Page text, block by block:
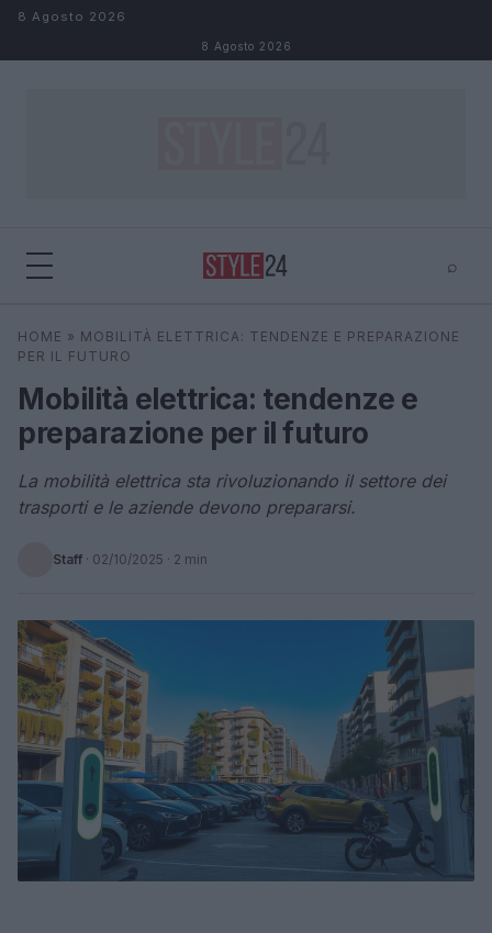
Salta al contenuto
8 Agosto 2026
8 Agosto 2026
⌕
Cerca ⌕ ×
HOME » MOBILITÀ ELETTRICA: TENDENZE E PREPARAZIONE
PER IL FUTURO
Mobilità elettrica: tendenze e
preparazione per il futuro
La mobilità elettrica sta rivoluzionando il settore dei
trasporti e le aziende devono prepararsi.
Staff · 02/10/2025 · 2 min